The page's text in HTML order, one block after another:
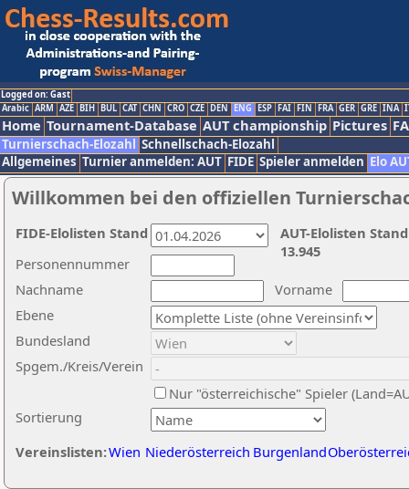
Logged on: Gast
Arabic ARM AZE BIH BUL CAT CHN CRO CZE DEN ENG ESP FAI FIN FRA GER GRE INA
Home Tournament-Database AUT championship Pictures
Turnierschach-Elozahl Schnellschach-Elozahl
Allgemeines Turnier anmelden: AUT FIDE Spieler anmelden Elo
Willkommen bei den offiziellen
Nachname
Vorname
Ebene
Sortierung
Personennummer
Bundesland
Spgem./Kreis/Verein
Nur "österreichische" Spieler
Vereinslisten:Wien Niederösterreich Burgenland
AUT-Elolisten
13.945
FIDE-Elolisten Stand